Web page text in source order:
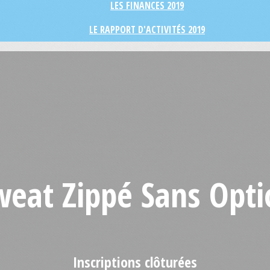
LES FINANCES 2019
LE RAPPORT D'ACTIVITÉS 2019
Zippé Sans
Inscriptions clôturées